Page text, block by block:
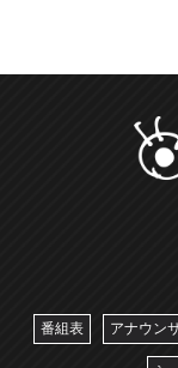
番組表 アナウン